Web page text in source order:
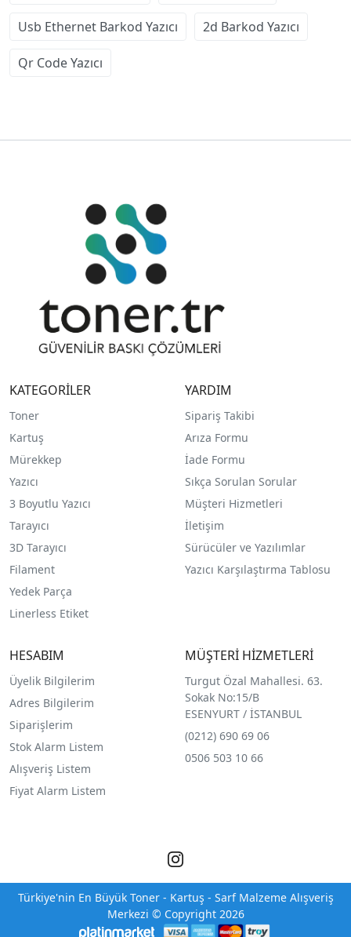
Usb Ethernet Barkod Yazıcı 2d Barkod Yazıcı
Qr Code Yazıcı
KATEGORİLER
Toner
Kartuş
Mürekkep
Yazıcı
3 Boyutlu Yazıcı
Tarayıcı
3D Tarayıcı
Filament
Yedek Parça
Linerless Etiket
YARDIM
Sipariş Takibi
Arıza Formu
İade Formu
Sıkça Sorulan Sorular
Müşteri Hizmetleri
İletişim
Sürücüler ve Yazılımlar
Yazıcı Karşılaştırma Tablosu
HESABIM
Üyelik Bilgilerim
Adres Bilgilerim
Siparişlerim
Stok Alarm Listem
Alışveriş Listem
Fiyat Alarm Listem
MÜŞTERİ HİZMETLERİ
Turgut Özal Mahallesi. 63.
Sokak No:15/B
ESENYURT / İSTANBUL
(0212) 690 69 06
0506 503 10 66
Türkiye'nin En Büyük Toner - Kartuş - Sarf Malzeme Alışveriş
Merkezi © Copyright 2026